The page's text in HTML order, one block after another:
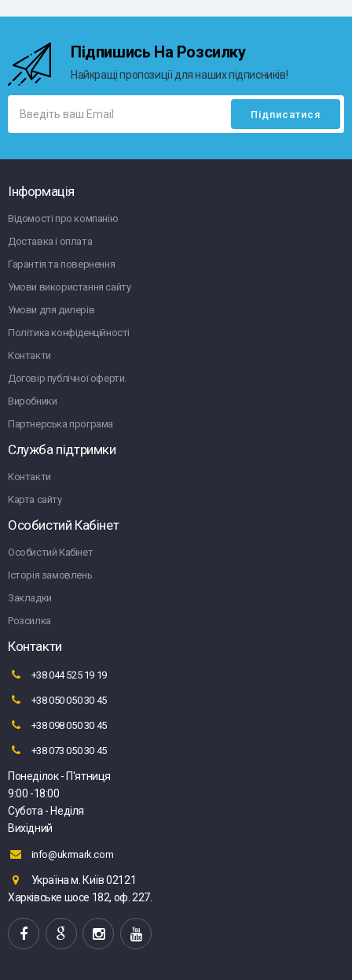
Підпишись На Розсилку
Найкращі пропозиції для наших підписників!
Інформація
Відомості про компанію
Доставка і оплата
Гарантія та повернення
Умови використання сайту
Умови для дилерів
Політика конфіденційності
Контакти
Договір публічної оферти.
Виробники
Партнерська програма
Служба підтримки
Контакти
Карта сайту
Особистий Кабінет
Особистий Кабінет
Історія замовлень
Закладки
Розсилка
Контакти
+38 044 525 19 19
+38 050 050 30 45
+38 098 050 30 45
+38 073 050 30 45
Понеділок - П'ятниця
9:00 -18:00
Субота - Неділя
Вихідний
info@ukrmark.com
Україна м. Київ 02121
Харківське шосе 182, оф. 227.